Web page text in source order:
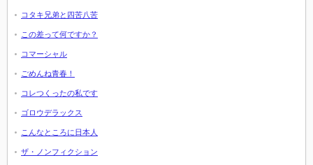
コタキ兄弟と四苦八苦
この差って何ですか？
コマーシャル
ごめんね青春！
コレつくったの私です
ゴロウデラックス
こんなところに日本人
ザ・ノンフィクション